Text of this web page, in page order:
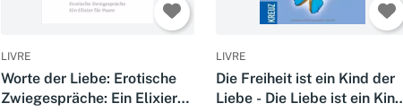
LIVRE
Worte der Liebe: Erotische
Zwiegespräche: Ein Elixier
LIVRE
Die Freiheit ist ein Kind der
Liebe - Die Liebe ist ein Kind